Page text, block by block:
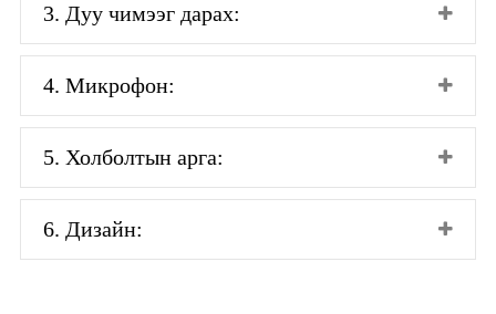
3. Дуу чимээг дарах:
4. Микрофон:
5. Холболтын арга:
6. Дизайн: